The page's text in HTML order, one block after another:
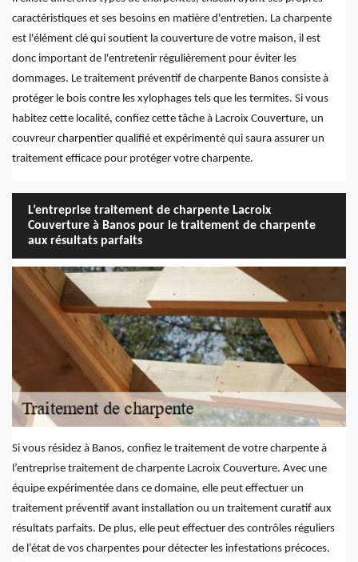
caractéristiques et ses besoins en matière d'entretien. La charpente
est l'élément clé qui soutient la couverture de votre maison, il est
donc important de l'entretenir régulièrement pour éviter les
dommages. Le traitement préventif de charpente Banos consiste à
protéger le bois contre les xylophages tels que les termites. Si vous
habitez cette localité, confiez cette tâche à Lacroix Couverture, un
couvreur charpentier qualifié et expérimenté qui saura assurer un
traitement efficace pour protéger votre charpente.
L’entreprise traitement de charpente Lacroix
Couverture à Banos pour le traitement de charpente
aux résultats parfaits
Si vous résidez à Banos, confiez le traitement de votre charpente à
l’entreprise traitement de charpente Lacroix Couverture. Avec une
équipe expérimentée dans ce domaine, elle peut effectuer un
traitement préventif avant installation ou un traitement curatif aux
résultats parfaits. De plus, elle peut effectuer des contrôles réguliers
de l’état de vos charpentes pour détecter les infestations précoces.